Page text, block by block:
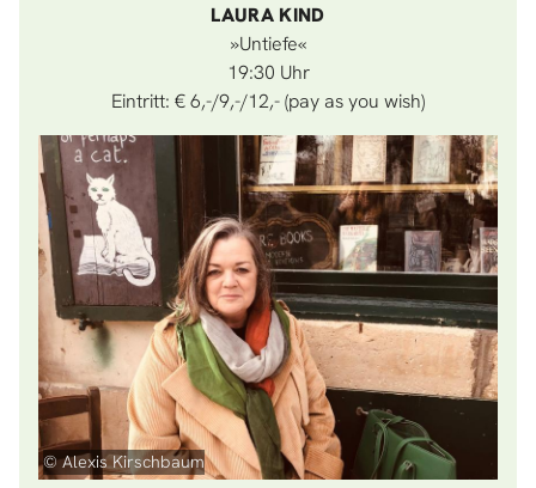
LAURA KIND
»Untiefe«
19:30
Eintritt: € 6,-/9,-/12,- (pay as you wish)
© Alexis Kirschbaum